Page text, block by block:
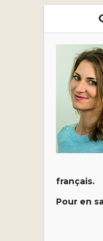
français.
Pour en